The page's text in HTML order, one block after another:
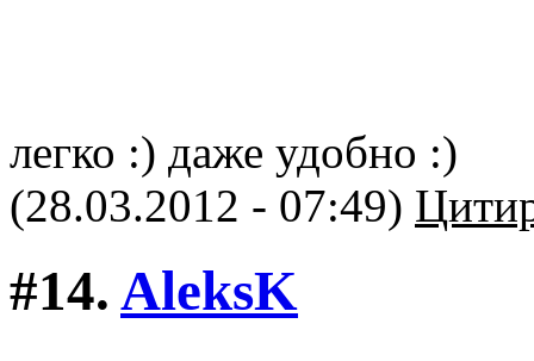
легко :) даже удобно :)
(28.03.2012 - 07:49)
#14. AleksK